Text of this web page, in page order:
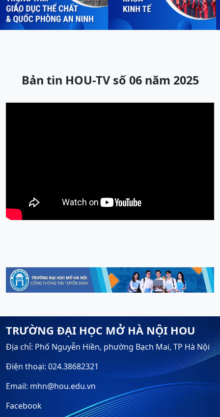
Previous Next
Bản tin HOU-TV số 06 năm 2025
TRƯỜNG ĐẠI HỌC MỞ HÀ NỘI HOU
Địa chỉ: Phố Nguyễn Hiền, phường Bạch Mai, TP Hà Nội
Điện thoại: 024.38682321
Email: mhn@hou.edu.vn
Facebook